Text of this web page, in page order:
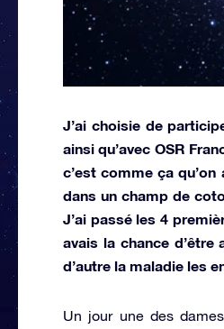
J’ai choisie de
ainsi qu’avec OSR
c’est comme ça
dans un champ de
J’ai passé les 4
avais la chance
d’autre la maladie les
Un jour une des